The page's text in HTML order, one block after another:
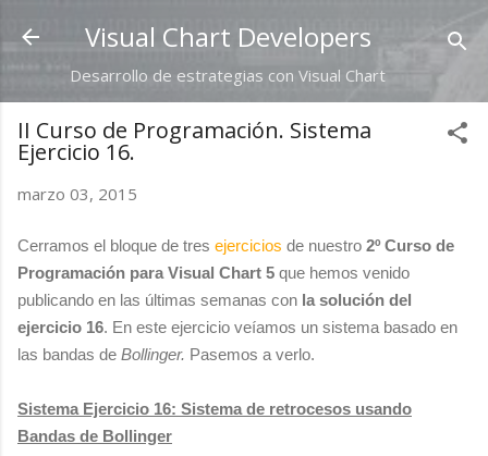
Ir al contenido principal
Visual Chart Developers
Desarrollo de estrategias con Visual Chart
II Curso de Programación. Sistema
Ejercicio 16.
marzo 03, 2015
Cerramos el bloque de tres ejercicios de nuestro 2º Curso de
Programación para Visual Chart 5 que hemos venido
publicando en las últimas semanas con la solución del
ejercicio 16. En este ejercicio veíamos un sistema basado en
las bandas de Bollinger. Pasemos a verlo.
Sistema Ejercicio 16: Sistema de retrocesos usando
Bandas de Bollinger